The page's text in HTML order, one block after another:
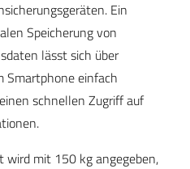
Ein
Speicherung von
lässt sich über
Smartphone einfach
schnellen Zugriff auf
wird mit 150 kg angegeben,